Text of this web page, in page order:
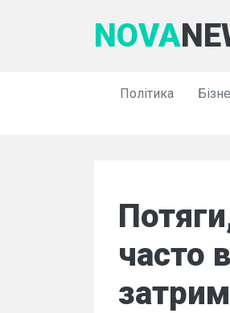
NOVA
Політика
часто